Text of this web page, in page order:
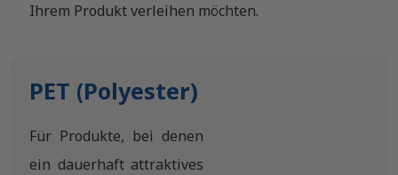
Ihrem Produkt verleihen möchten.
PET (Polyester)
Für Produkte, bei denen
ein dauerhaft attraktives